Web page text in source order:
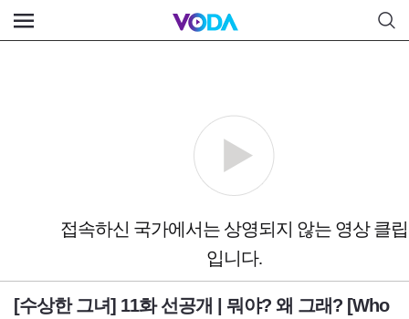
[수상한 그녀] 11화 선공개 | 뭐야? 왜 그래? [Who